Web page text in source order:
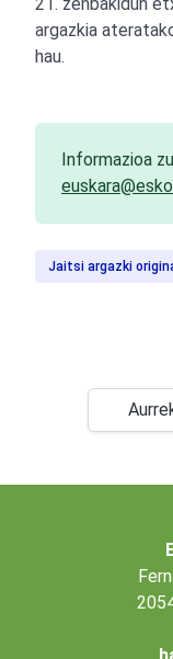
argazkia
hau.
Informazioa
Jaitsi argazki